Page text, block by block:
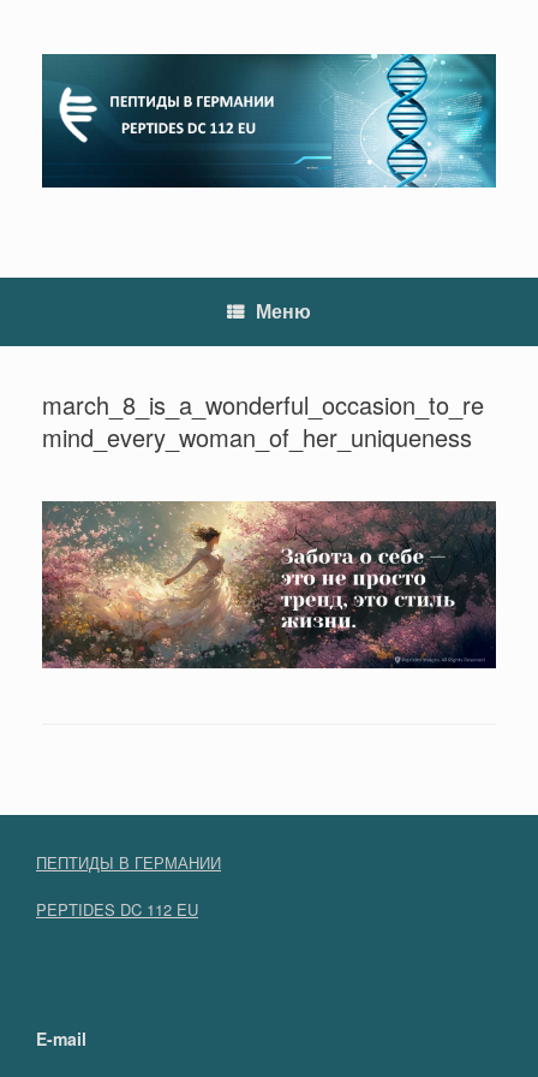
содержанию
Меню
march_8_is_a_wonderful_occasion_to_re
mind_every_woman_of_her_uniqueness
ПЕПТИДЫ В ГЕРМАНИИ
PEPTIDES DC 112 EU
E-mail